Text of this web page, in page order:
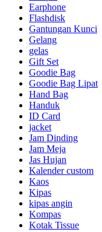
Earphone
Flashdisk
Gantungan Kunci
Gelang
gelas
Gift Set
Goodie Bag
Goodie Bag Lipat
Hand Bag
Handuk
ID Card
jacket
Jam Dinding
Jam Meja
Jas Hujan
Kalender custom
Kaos
Kipas
kipas angin
Kompas
Kotak Tissue